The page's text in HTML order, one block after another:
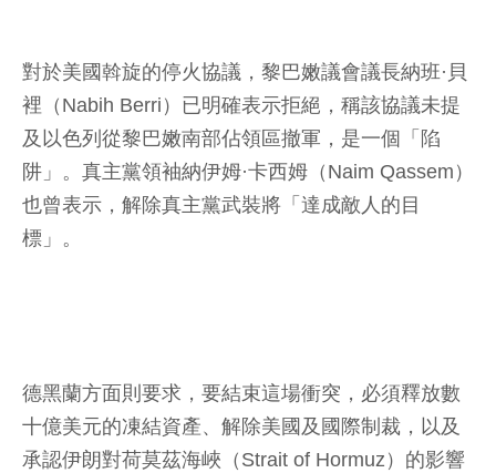
對於美國斡旋的停火協議，黎巴嫩議會議長納班·貝
裡（Nabih Berri）已明確表示拒絕，稱該協議未提
及以色列從黎巴嫩南部佔領區撤軍，是一個「陷
阱」。真主黨領袖納伊姆·卡西姆（Naim Qassem）
也曾表示，解除真主黨武裝將「達成敵人的目
標」。
德黑蘭方面則要求，要結束這場衝突，必須釋放數
十億美元的凍結資產、解除美國及國際制裁，以及
承認伊朗對荷莫茲海峽（Strait of Hormuz）的影響